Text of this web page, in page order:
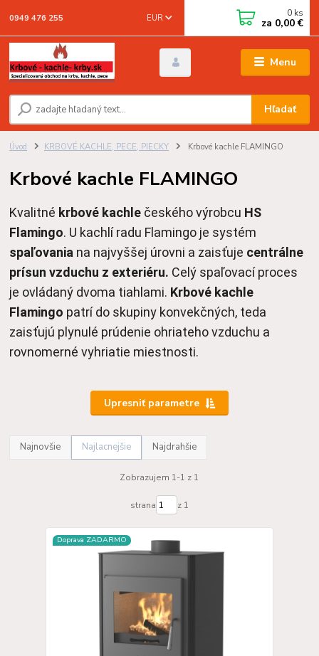
Menu
EUR
Hľadať
0949 476 255 0 ks
za 0,00 €
Úvod KRBOVÉ KACHLE, PECE, PIECKY Krbové kachle FLAMINGO
Krbové kachle FLAMINGO
Kvalitné krbové kachle českého výrobcu HS
Flamingo.
spaľovania na najvyššej úrovni a zaisťuje centrálne
prísun vzduchu z exteriéru. Celý spaľovací proces
je ovládaný dvoma tiahlami. Krbové kachle
Flamingo patrí do skupiny konvekčných, teda
zaisťujú plynulé prúdenie ohriateho vzduchu a
rovnomerné vyhriatie miestnosti.
Upresniť parametre
Najnovšie Najlacnejšie Najdrahšie
Zobrazujem 1-1 z 1
strana z 1
Doprava ZADARMO